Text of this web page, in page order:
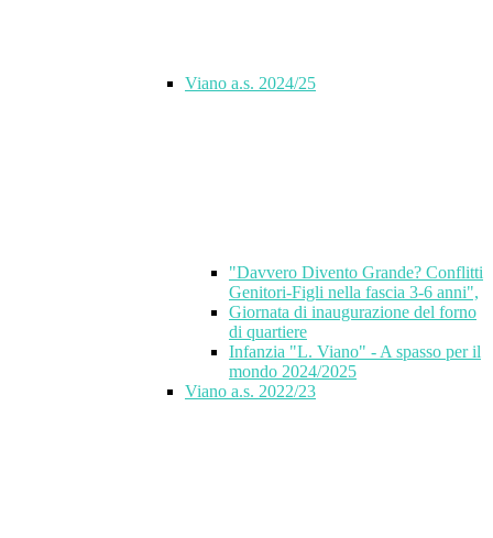
Viano a.s. 2024/25
"Davvero Divento Grande? Conflitti
Genitori-Figli nella fascia 3-6 anni",
Giornata di inaugurazione del forno
di quartiere
Infanzia "L. Viano" - A spasso per il
mondo 2024/2025
Viano a.s. 2022/23